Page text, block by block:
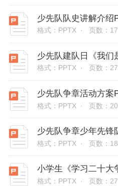
少先队队史讲解介绍
格式：PPTX · 页数：
格式：PPTX · 页数：
少先队争章活动方案
格式：PPTX · 页数：
格式：PPTX · 页数：
格式：PPTX · 页数：